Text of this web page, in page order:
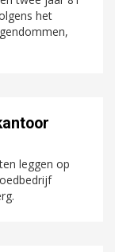
het
leggen op